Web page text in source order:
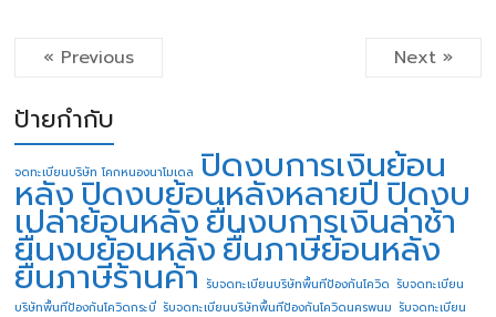
« Previous Next »
ป้ายกำกับ
จดทะเบียนบริษัท โคกหนองนาโมเดล ปิดงบการเงินย้อน
หลังปิดงบย้อนหลังหลายปี ปิดงบ
เปล่าย้อนหลังยื่นงบการเงินล่าช้า
ยื่นงบย้อนหลังยื่นภาษีย้อนหลัง
ยื่นภาษีร้านค้า รับจดทะเบียนบริษัทพื้นทีป้องกันโควิด รับจดทะเบียน
บริษัทพื้นทีป้องกันโควิดกระบี่ รับจดทะเบียนบริษัทพื้นทีป้องกันโควิดนครพนม รับจดทะเบียน